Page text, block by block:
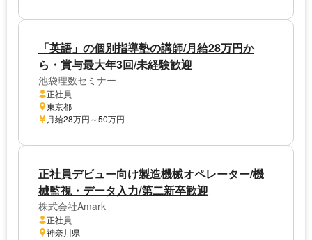
「英語」の個別指導塾の講師/月給28万円か
ら・賞与最大年3回/未経験歓迎
池袋理数セミナー
正社員
東京都
月給28万円～50万円
正社員デビュー向け製造機械オペレーター/機
械監視・データ入力/第二新卒歓迎
株式会社Amark
正社員
神奈川県